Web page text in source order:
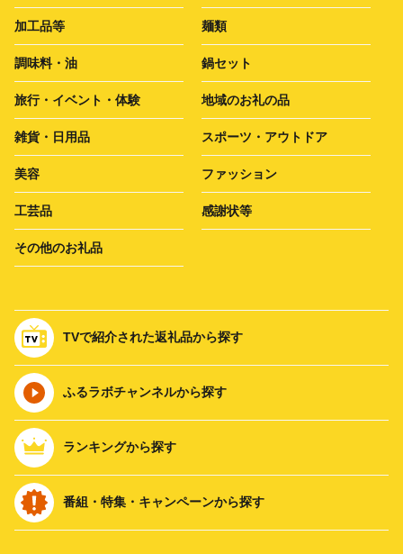
加工品等 麺類
調味料・油 鍋セット
旅行・イベント・体験 地域のお礼の品
雑貨・日用品 スポーツ・アウトドア
美容 ファッション
工芸品 感謝状等
その他のお礼品
TVで紹介された返礼品から探す
ふるラボチャンネルから探す
ランキングから探す
番組・特集・キャンペーンから探す